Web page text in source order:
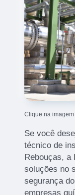
Clique na
Se você
técnico de
Rebouças, a
soluções no
segurança
empresas